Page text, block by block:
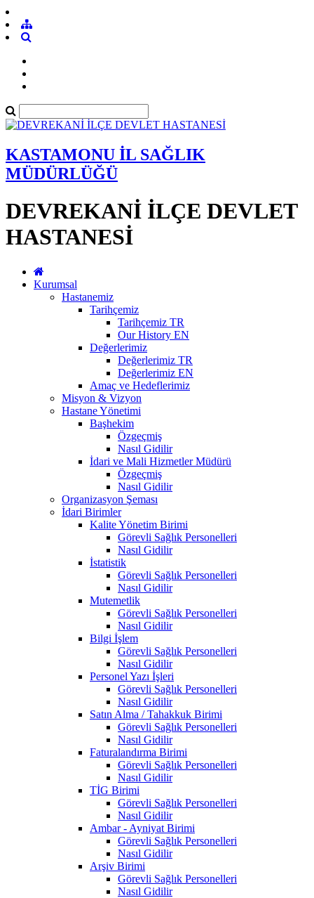
KASTAMONU İL SAĞLIK
MÜDÜRLÜĞÜ
DEVREKANİ İLÇE DEVLET
HASTANESİ
Kurumsal
Hastanemiz
Tarihçemiz
Tarihçemiz TR
Our History EN
Değerlerimiz
Değerlerimiz TR
Değerlerimiz EN
Amaç ve Hedeflerimiz
Misyon & Vizyon
Hastane Yönetimi
Başhekim
Özgeçmiş
Nasıl Gidilir
İdari ve Mali Hizmetler Müdürü
Özgeçmiş
Nasıl Gidilir
Organizasyon Şeması
İdari Birimler
Kalite Yönetim Birimi
Görevli Sağlık Personelleri
Nasıl Gidilir
İstatistik
Görevli Sağlık Personelleri
Nasıl Gidilir
Mutemetlik
Görevli Sağlık Personelleri
Nasıl Gidilir
Bilgi İşlem
Görevli Sağlık Personelleri
Nasıl Gidilir
Personel Yazı İşleri
Görevli Sağlık Personelleri
Nasıl Gidilir
Satın Alma / Tahakkuk Birimi
Görevli Sağlık Personelleri
Nasıl Gidilir
Faturalandırma Birimi
Görevli Sağlık Personelleri
Nasıl Gidilir
TİG Birimi
Görevli Sağlık Personelleri
Nasıl Gidilir
Ambar - Ayniyat Birimi
Görevli Sağlık Personelleri
Nasıl Gidilir
Arşiv Birimi
Görevli Sağlık Personelleri
Nasıl Gidilir